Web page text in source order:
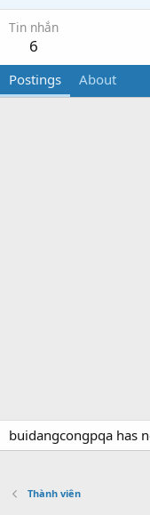
Tin nhắn
6
Postings About
buidangcongpqa has
Thành viên